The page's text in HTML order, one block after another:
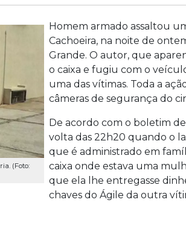
(Foto:
Homem armado assaltou
Cachoeira, na noite de
Grande. O autor, que
o caixa e fugiu com o
uma das vítimas. Toda a
câmeras de segurança do
De acordo com o boletim
volta das 22h20 quando o
que é administrado em
caixa onde estava uma
que ela lhe entregasse
chaves do Ágile da outra